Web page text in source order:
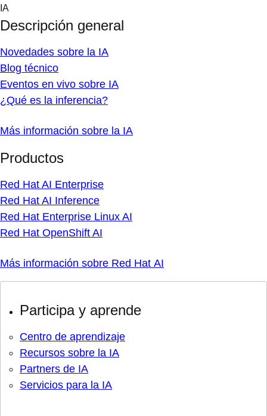
Skip
content
IA
Descripción general
Novedades sobre la IA
Blog técnico
Eventos en vivo sobre IA
¿Qué es la inferencia?
Más información sobre la IA
Productos
Red Hat AI Enterprise
Red Hat AI Inference
Red Hat Enterprise Linux AI
Red Hat OpenShift AI
Más información sobre Red Hat AI
Participa y aprende
Centro de aprendizaje
Recursos sobre la IA
Partners de IA
Servicios para la IA